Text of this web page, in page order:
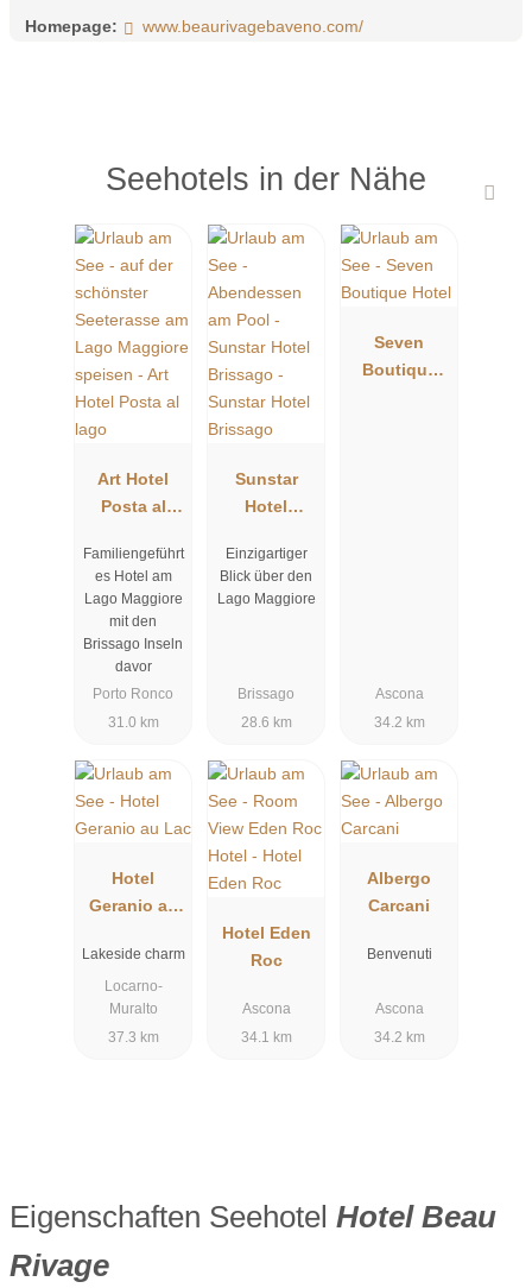
Homepage: www.beaurivagebaveno.com/
Seehotels in der Nähe
Art Hotel
Posta al
Familiengeführt
es Hotel am
Lago Maggiore
mit den
Brissago Inseln
davor
Porto Ronco
31.0 km
Sunstar
Hotel
Einzigartiger
Blick über den
Lago Maggiore
Brissago
28.6 km
Seven
Boutique
Ascona
34.2 km
Hotel
Geranio au
Lakeside charm
Locarno-
Muralto
37.3 km
Hotel Eden
Roc
Ascona
34.1 km
Albergo
Carcani
Benvenuti
Ascona
34.2 km
Eigenschaften Seehotel Hotel Beau
Rivage